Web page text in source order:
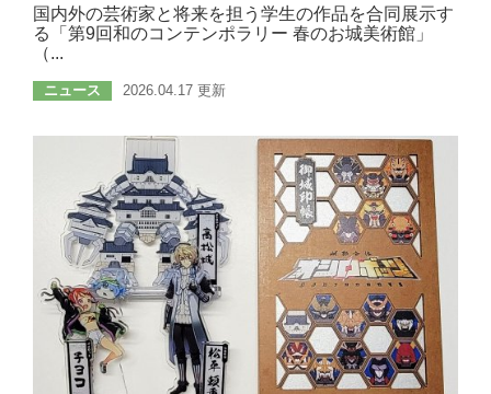
国内外の芸術家と将来を担う学生の作品を合同展示す
る「第9回和のコンテンポラリー 春のお城美術館」
（...
ニュース 2026.04.17 更新